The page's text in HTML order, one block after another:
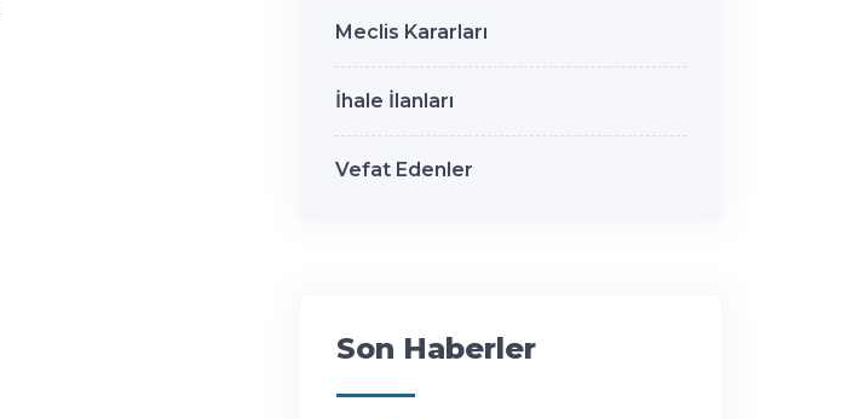
Meclis Kararları
İhale İlanları
Vefat Edenler
Son Haberler